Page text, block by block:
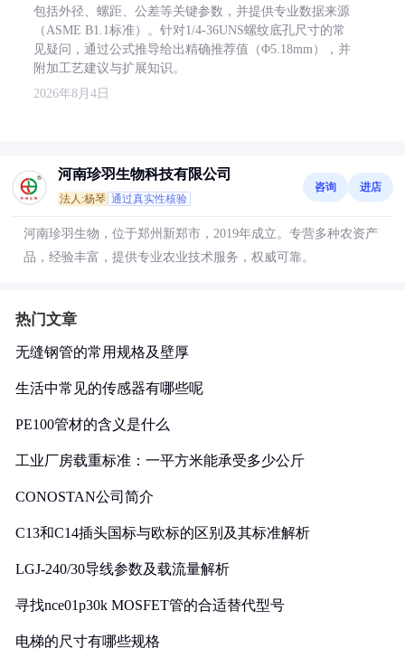
包括外径、螺距、公差等关键参数，并提供专业数据来源
（ASME B1.1标准）。针对1/4-36UNS螺纹底孔尺寸的常
见疑问，通过公式推导给出精确推荐值（Φ5.18mm），并
附加工艺建议与扩展知识。
2026年8月4日
河南珍羽生物科技有限公司
法人:杨琴 通过真实性核验
咨询 进店
河南珍羽生物，位于郑州新郑市，2019年成立。专营多种农资产
品，经验丰富，提供专业农业技术服务，权威可靠。
热门文章
无缝钢管的常用规格及壁厚
生活中常见的传感器有哪些呢
PE100管材的含义是什么
工业厂房载重标准：一平方米能承受多少公斤
CONOSTAN公司简介
C13和C14插头国标与欧标的区别及其标准解析
LGJ-240/30导线参数及载流量解析
寻找nce01p30k MOSFET管的合适替代型号
电梯的尺寸有哪些规格